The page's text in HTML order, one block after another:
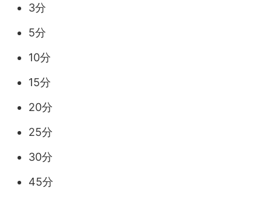
3分
5分
10分
15分
20分
25分
30分
45分